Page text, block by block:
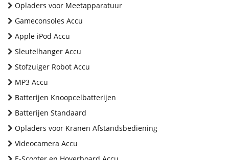
Opladers voor Meetapparatuur
Gameconsoles Accu
Apple iPod Accu
Sleutelhanger Accu
Stofzuiger Robot Accu
MP3 Accu
Batterijen Knoopcelbatterijen
Batterijen Standaard
Opladers voor Kranen Afstandsbediening
Videocamera Accu